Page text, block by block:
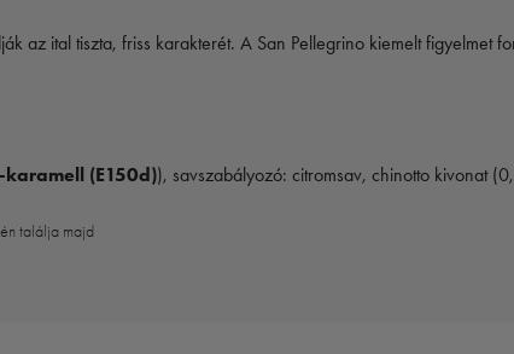
az ital tiszta, friss karakterét. A San Pellegrino kiemelt figyelmet
(E150d)), savszabályozó: citromsav, chinotto kivonat
találja majd